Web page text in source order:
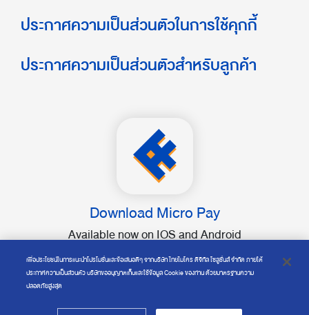
Download Micro Pay
Available now on IOS and Android
ประกาศความเป็นส่วนตัวในการใช้คุกกี้
ประกาศความเป็นส่วนตัวสำหรับลูกค้า
เพื่อประโยชน์ในการแนะนำโปรโมชั่นและข้อเสนอดีๆ จากบริษัท ไทยไมโคร ดิจิทัล โซลูชั่นส์ จำกัด ภายใต้
ประกาศความเป็นส่วนตัว บริษัทขออนุญาตเก็บและใช้ข้อมูล Cookie ของท่าน ด้วยมาตรฐานความ
ปลอดภัยสูงสุด